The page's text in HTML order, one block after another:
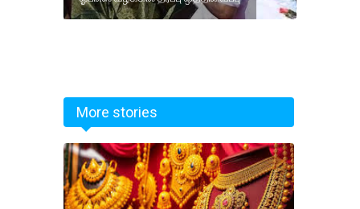
More stories